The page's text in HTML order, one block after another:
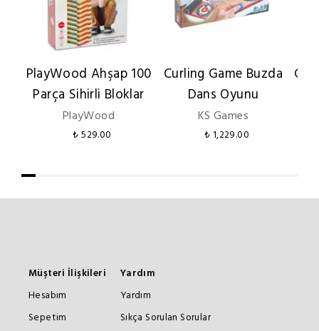
PlayWood Ahşap 100
Parça Sihirli Bloklar
PlayWood
₺ 529.00
Curling Game Buzda
Dans Oyunu
KS Games
₺ 1,229.00
Müşteri İlişkileri
Hesabım
Sepetim
Yardım
Yardım
Sıkça Sorulan Sorular